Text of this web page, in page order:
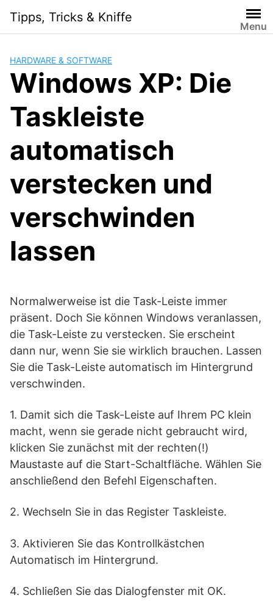
content
Tipps, Tricks & Kniffe
Menu
HARDWARE & SOFTWARE
Windows XP: Die
Taskleiste
automatisch
verstecken und
verschwinden
lassen
Normalwerweise ist die Task-Leiste immer
präsent. Doch Sie können Windows veranlassen,
die Task-Leiste zu verstecken. Sie erscheint
dann nur, wenn Sie sie wirklich brauchen. Lassen
Sie die Task-Leiste automatisch im Hintergrund
verschwinden.
1. Damit sich die Task-Leiste auf Ihrem PC klein
macht, wenn sie gerade nicht gebraucht wird,
klicken Sie zunächst mit der rechten(!)
Maustaste auf die Start-Schaltfläche. Wählen Sie
anschließend den Befehl Eigenschaften.
2. Wechseln Sie in das Register Taskleiste.
3. Aktivieren Sie das Kontrollkästchen
Automatisch im Hintergrund.
4. Schließen Sie das Dialogfenster mit OK.